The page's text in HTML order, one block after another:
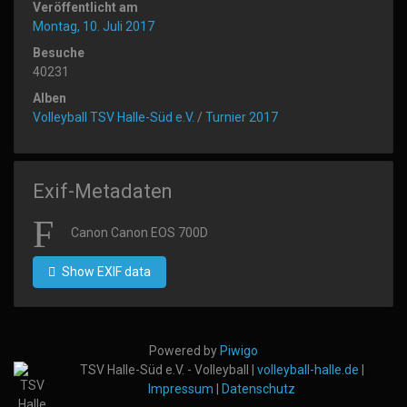
Veröffentlicht am
Montag, 10. Juli 2017
Besuche
40231
Alben
Volleyball TSV Halle-Süd e.V. / Turnier 2017
Exif-Metadaten
Canon Canon EOS 700D
Show EXIF data
Powered by Piwigo
TSV Halle-Süd e.V. - Volleyball | volleyball-halle.de
Impressum
Datenschutz